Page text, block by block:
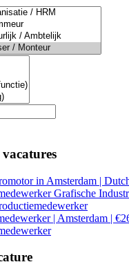
vacatures
in Amsterdam |
Grafische
| Amsterdam |